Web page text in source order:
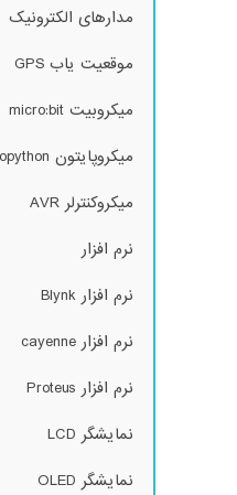
مدارهای الکترونیک
موقعیت یاب GPS
میکروبیت micro:bit
میکروپایتون Micropython
میکروکنترلر AVR
نرم افزار
نرم افزار Blynk
نرم افزار cayenne
نرم افزار Proteus
نمایشگر LCD
نمایشگر OLED